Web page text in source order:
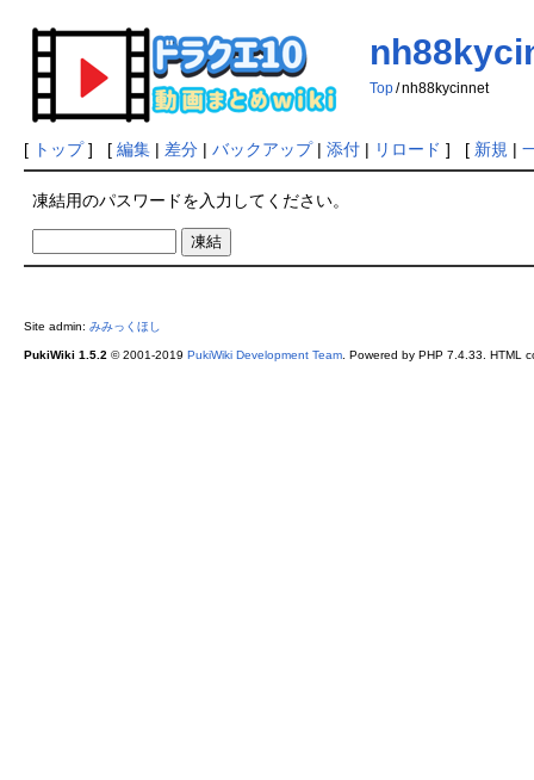
Top /nh88kycinnet
[ トップ] [ 編集| 差分| バックアップ| 添付| リロード ] [ 新規 |
凍結用のパスワードを入力してください。
Site admin: みみっくほし
PukiWiki 1.5.2© 2001-2019 PukiWiki Development Team. Powered by PHP 7.4.33. HTML